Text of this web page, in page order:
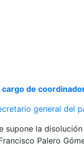
de
general del
la
Palero